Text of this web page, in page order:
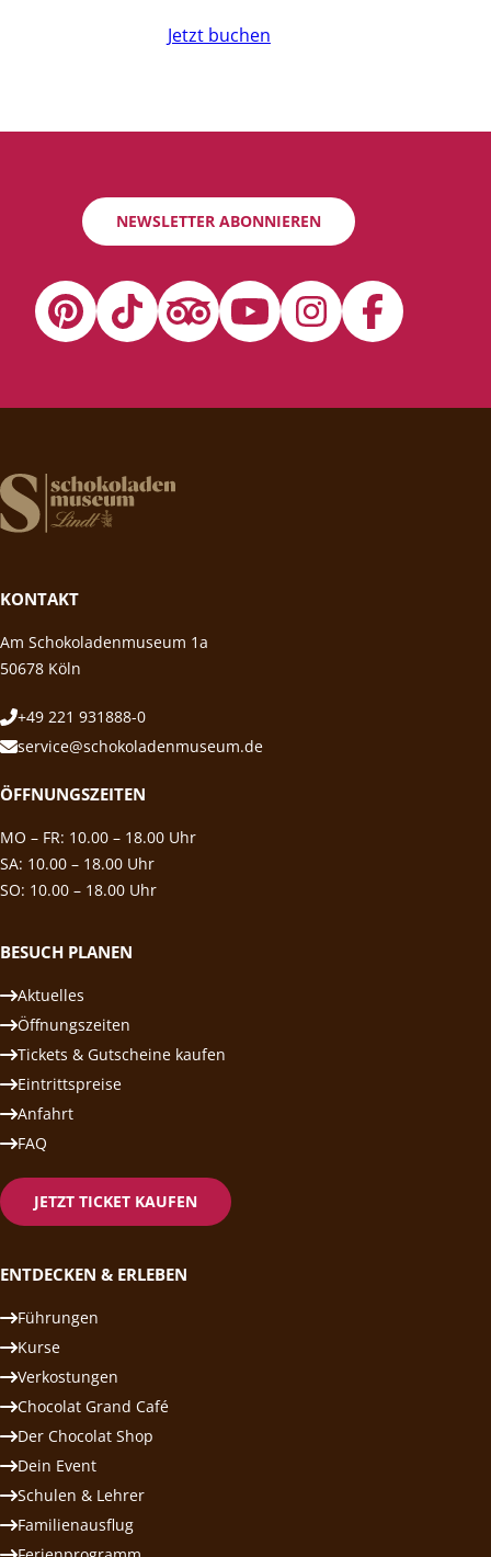
Jetzt buchen
NEWSLETTER ABONNIEREN
KONTAKT
Am Schokoladenmuseum 1a
50678 Köln
+49 221 931888-0
service@schokoladenmuseum.de
ÖFFNUNGSZEITEN
MO – FR: 10.00 – 18.00 Uhr
SA: 10.00 – 18.00 Uhr
SO: 10.00 – 18.00 Uhr
BESUCH PLANEN
Aktuelles
Öffnungszeiten
Tickets & Gutscheine kaufen
Eintrittspreise
Anfahrt
FAQ
JETZT TICKET KAUFEN
ENTDECKEN & ERLEBEN
Führungen
Kurse
Verkostungen
Chocolat Grand Café
Der Chocolat Shop
Dein Event
Schulen & Lehrer
Familienausflug